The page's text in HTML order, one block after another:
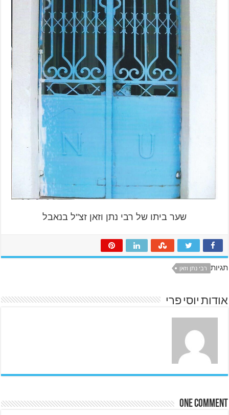
שער ביתו של רבי נתן וזאן זצ"ל בנאבל
תגיות רבי נתן וזאן
אודות יוסי פרי
One comment